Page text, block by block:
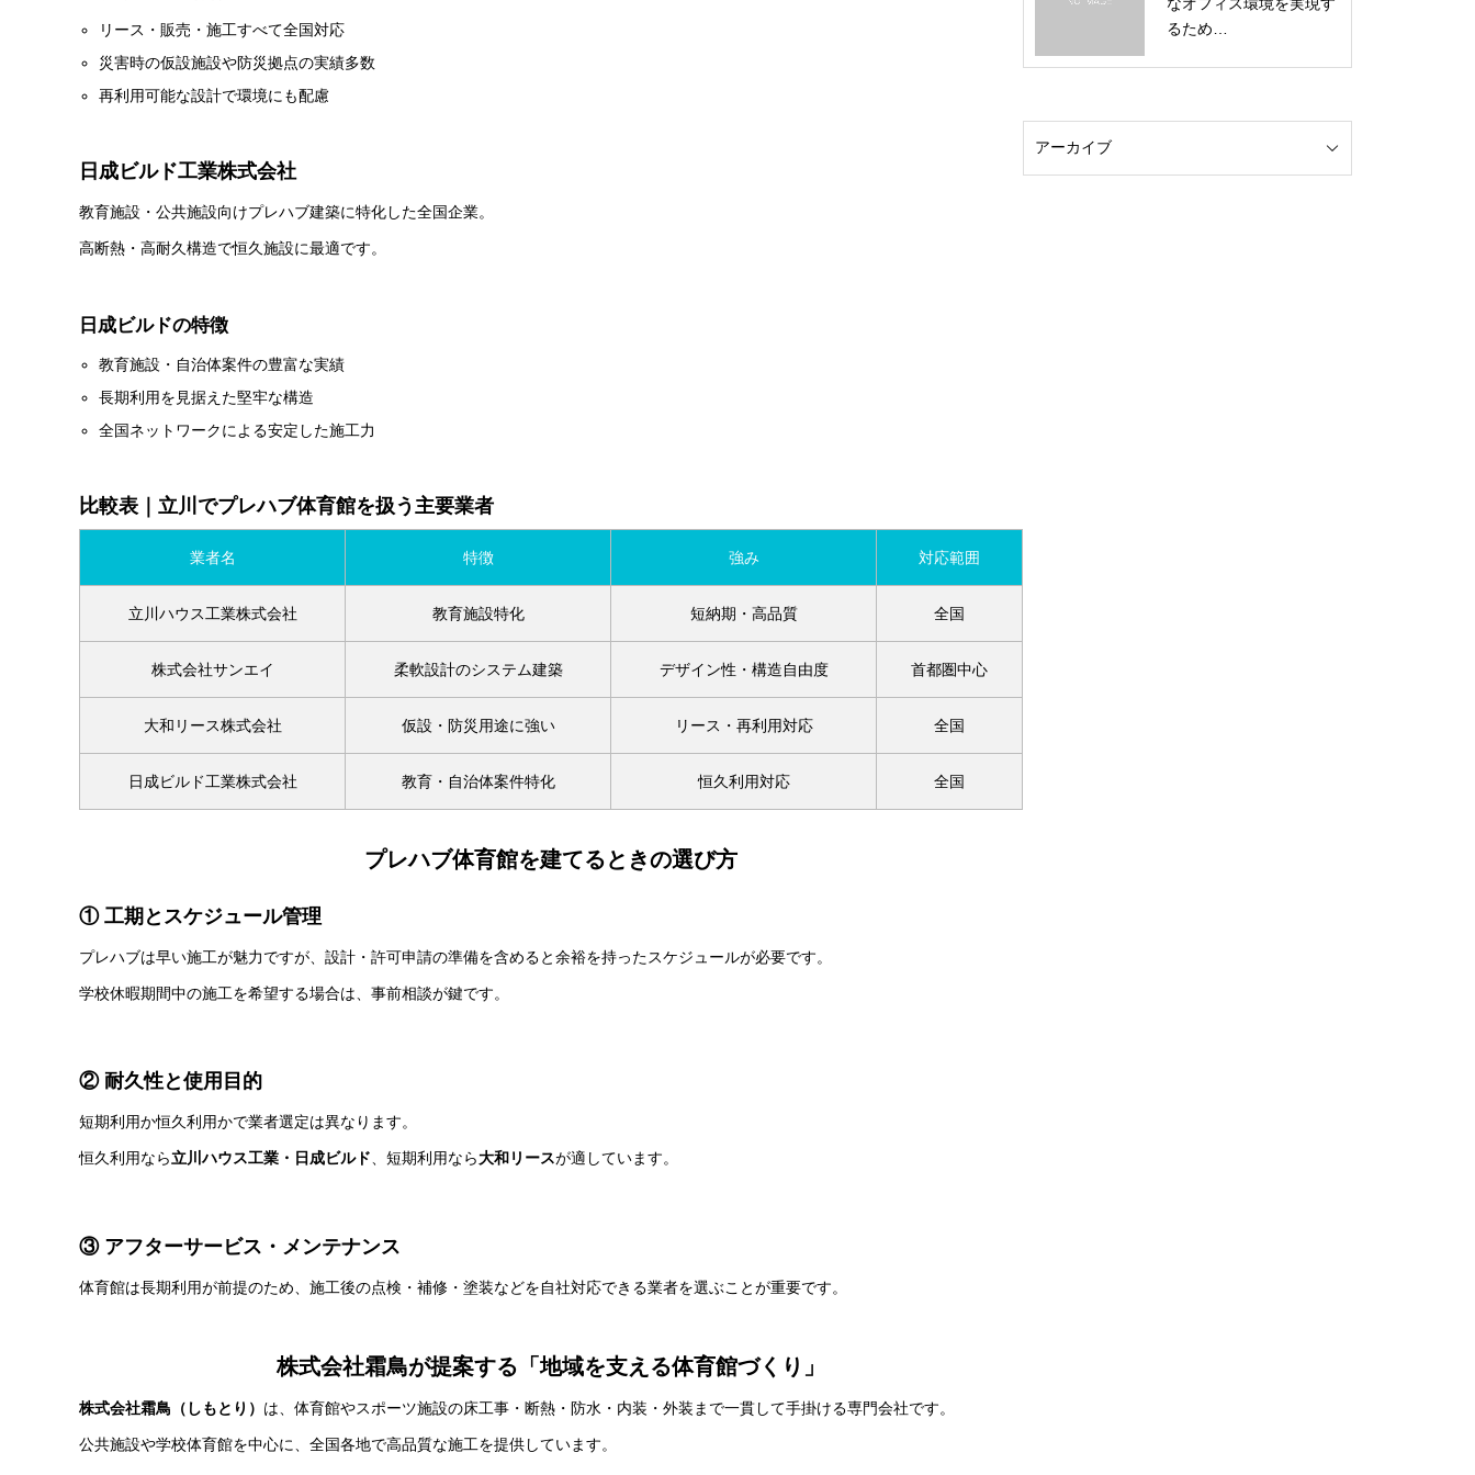
リース・販売・施工すべて全国対応
災害時の仮設施設や防災拠点の実績多数
再利用可能な設計で環境にも配慮
日成ビルド工業株式会社
教育施設・公共施設向けプレハブ建築に特化した全国企業。
高断熱・高耐久構造で恒久施設に最適です。
日成ビルドの特徴
教育施設・自治体案件の豊富な実績
長期利用を見据えた堅牢な構造
全国ネットワークによる安定した施工力
比較表｜立川でプレハブ体育館を扱う主要業者
業者名 特徴 強み 対応範囲
立川ハウス工業株式会社 教育施設特化 短納期・高品質 全国
株式会社サンエイ 柔軟設計のシステム建築 デザイン性・構造自由度 首都圏中心
大和リース株式会社 仮設・防災用途に強い リース・再利用対応 全国
日成ビルド工業株式会社 教育・自治体案件特化 恒久利用対応 全国
プレハブ体育館を建てるときの選び方
① 工期とスケジュール管理
プレハブは早い施工が魅力ですが、設計・許可申請の準備を含めると余裕を持ったスケジュールが必要です。
学校休暇期間中の施工を希望する場合は、事前相談が鍵です。
② 耐久性と使用目的
短期利用か恒久利用かで業者選定は異なります。
恒久利用なら立川ハウス工業・日成ビルド、短期利用なら大和リースが適しています。
③ アフターサービス・メンテナンス
体育館は長期利用が前提のため、施工後の点検・補修・塗装などを自社対応できる業者を選ぶことが重要です。
株式会社霜鳥が提案する「地域を支える体育館づくり」
株式会社霜鳥（しもとり） は、体育館やスポーツ施設の床工事・断熱・防水・内装・外装まで一貫して手掛ける専門会社です。
公共施設や学校体育館を中心に、全国各地で高品質な施工を提供しています。
るため…